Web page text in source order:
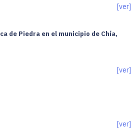
[ver]
de Piedra en el municipio de Chía,
[ver]
[ver]